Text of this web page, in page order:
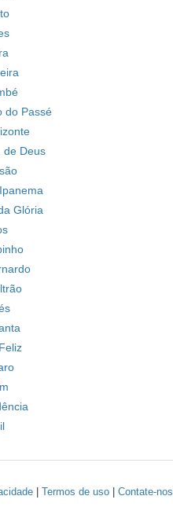
do Passé
de Deus
Glória
| Termos de uso| Contate-nos